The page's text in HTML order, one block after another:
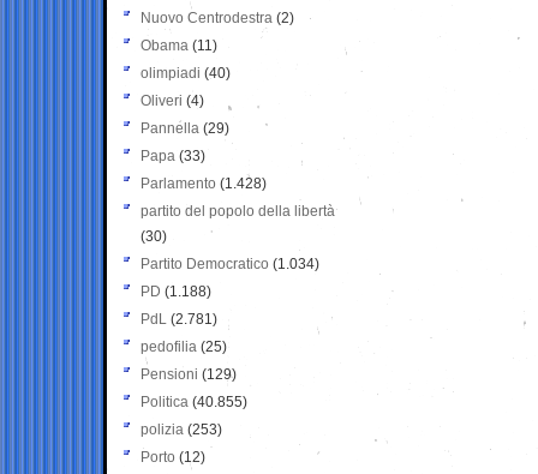
Nuovo Centrodestra (2)
Obama (11)
olimpiadi (40)
Oliveri (4)
Pannella (29)
Papa (33)
Parlamento (1.428)
partito del popolo della libertà
(30)
Partito Democratico (1.034)
PD (1.188)
PdL (2.781)
pedofilia (25)
Pensioni (129)
Politica (40.855)
polizia (253)
Porto (12)